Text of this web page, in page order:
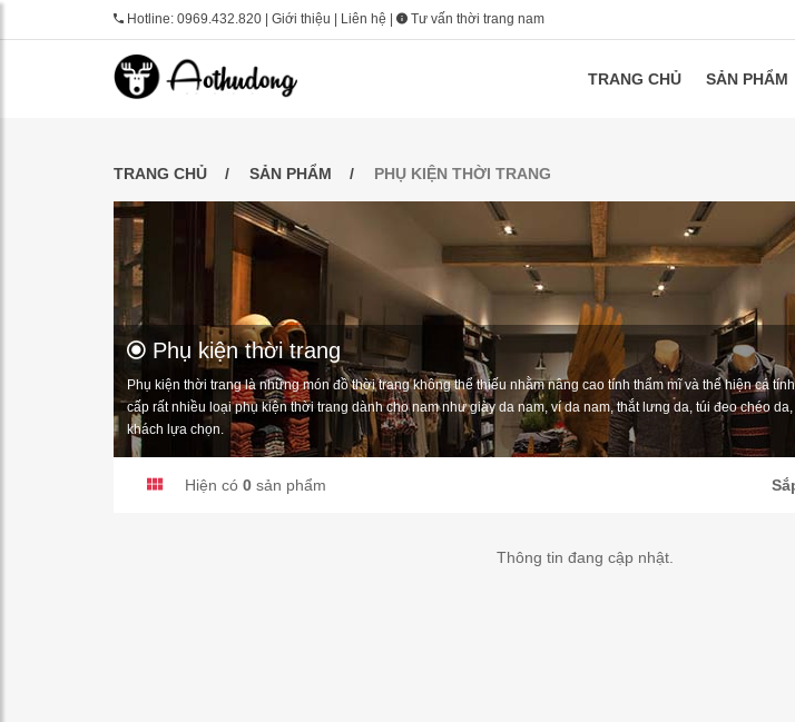
Hotline: 0969.432.820 Giới thiệu Liên hệ Tư vấn thời trang nam
TRANG CHỦ SẢN PHẨM
TRANG CHỦ SẢN PHẨM PHỤ KIỆN THỜI TRANG
Phụ kiện thời trang
Phụ kiện thời trang là những món đồ thời trang không thể thiếu nhằm nâng cao tính thẩm mĩ và thể hiện cá
cấp rất nhiều loại phụ kiện thời trang dành cho nam như giày da nam, ví da nam, thắt lưng da, túi đeo chéo
khách lựa chọn.
Hiện có 0 sản phẩm
Thông tin đang cập nhật.